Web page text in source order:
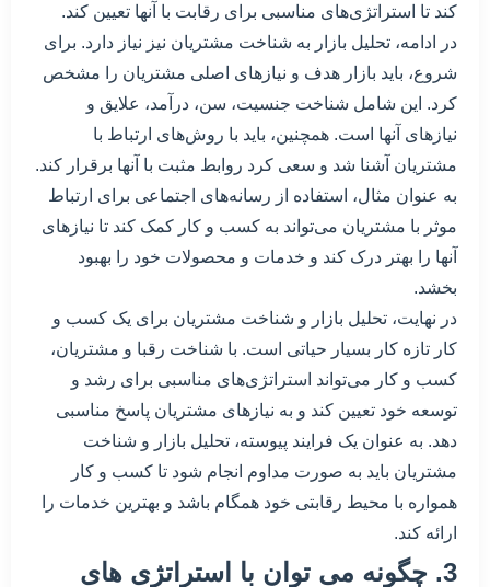
کند تا استراتژی‌های مناسبی برای رقابت با آنها تعیین کند.
در ادامه، تحلیل بازار به شناخت مشتریان نیز نیاز دارد. برای
شروع، باید بازار هدف و نیازهای اصلی مشتریان را مشخص
کرد. این شامل شناخت جنسیت، سن، درآمد، علایق و
نیازهای آنها است. همچنین، باید با روش‌های ارتباط با
مشتریان آشنا شد و سعی کرد روابط مثبت با آنها برقرار کند.
به عنوان مثال، استفاده از رسانه‌های اجتماعی برای ارتباط
موثر با مشتریان می‌تواند به کسب و کار کمک کند تا نیازهای
آنها را بهتر درک کند و خدمات و محصولات خود را بهبود
بخشد.
در نهایت، تحلیل بازار و شناخت مشتریان برای یک کسب و
کار تازه کار بسیار حیاتی است. با شناخت رقبا و مشتریان،
کسب و کار می‌تواند استراتژی‌های مناسبی برای رشد و
توسعه خود تعیین کند و به نیازهای مشتریان پاسخ مناسبی
دهد. به عنوان یک فرایند پیوسته، تحلیل بازار و شناخت
مشتریان باید به صورت مداوم انجام شود تا کسب و کار
همواره با محیط رقابتی خود همگام باشد و بهترین خدمات را
ارائه کند.
3. چگونه می توان با استراتژی های